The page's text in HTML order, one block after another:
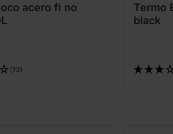
acero fi no
(13)
Termo
black